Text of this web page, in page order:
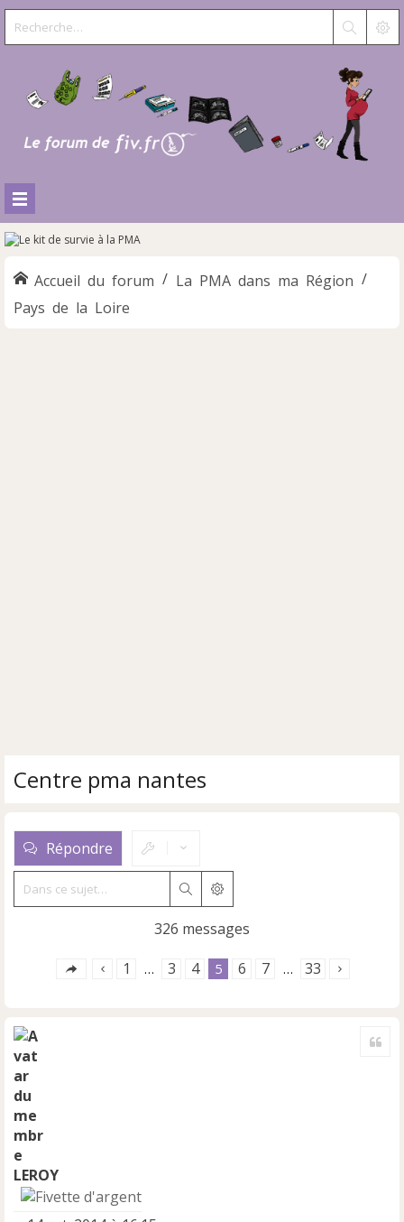
Accueil du forum
La PMA dans ma Région
Pays de la Loire
Centre pma nantes
Répondre
RechercherRecherche avancée
326 messages
1 … 3 4 5 6 7 … 33
LEROY